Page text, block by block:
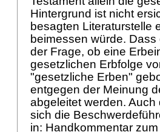
Hintergrund ist nicht
besagten Literaturstelle
beimessen würde.
der Frage, ob eine
gesetzlichen Erbfolge
"gesetzliche Erben"
entgegen der Meinung
abgeleitet werden.
sich die
in: Handkommentar